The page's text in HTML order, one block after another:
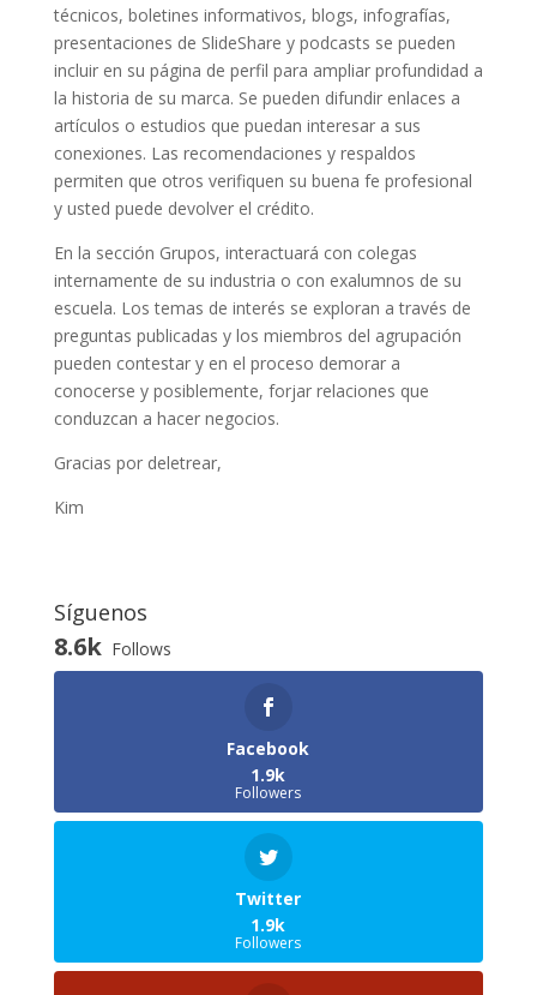
técnicos, boletines informativos, blogs, infografías,
presentaciones de SlideShare y podcasts se pueden
incluir en su página de perfil para ampliar profundidad a
la historia de su marca. Se pueden difundir enlaces a
artículos o estudios que puedan interesar a sus
conexiones. Las recomendaciones y respaldos
permiten que otros verifiquen su buena fe profesional
y usted puede devolver el crédito.
En la sección Grupos, interactuará con colegas
internamente de su industria o con exalumnos de su
escuela. Los temas de interés se exploran a través de
preguntas publicadas y los miembros del agrupación
pueden contestar y en el proceso demorar a
conocerse y posiblemente, forjar relaciones que
conduzcan a hacer negocios.
Gracias por deletrear,
Kim
Síguenos
8.6k Follows
Facebook
1.9k
Followers
Twitter
1.9k
Followers